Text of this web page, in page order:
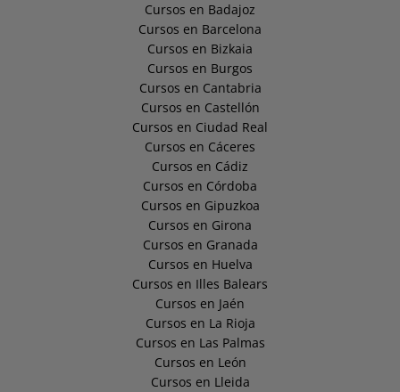
Cursos en Badajoz
Cursos en Barcelona
Cursos en Bizkaia
Cursos en Burgos
Cursos en Cantabria
Cursos en Castellón
Cursos en Ciudad Real
Cursos en Cáceres
Cursos en Cádiz
Cursos en Córdoba
Cursos en Gipuzkoa
Cursos en Girona
Cursos en Granada
Cursos en Huelva
Cursos en Illes Balears
Cursos en Jaén
Cursos en La Rioja
Cursos en Las Palmas
Cursos en León
Cursos en Lleida